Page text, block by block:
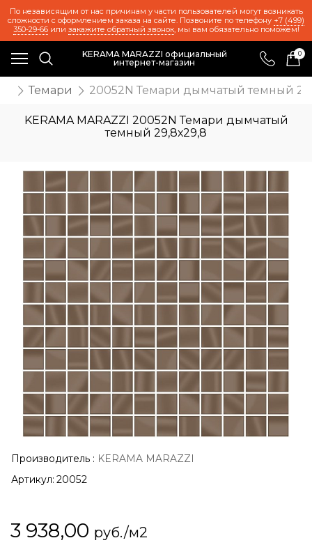
По независящим от нас причинам у части пользователей могут возникать
сложности с оформлением заказа на сайте. Позвоните по телефону +7 (499)
350-29-66или закажите обратный звонок, мы вам обязательно поможем!
KERAMA MARAZZI официальный
интернет-магазин
0
Темари 20052N Темари дымчатый темный
KERAMA MARAZZI 20052N Темари дымчатый
темный 29,8х29,8
Производитель : KERAMA MARAZZI
Артикул: 20052
3 938,00 руб./м2